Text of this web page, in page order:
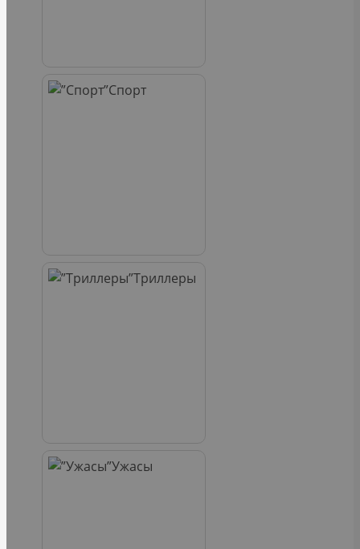
Спорт
Триллеры
Ужасы